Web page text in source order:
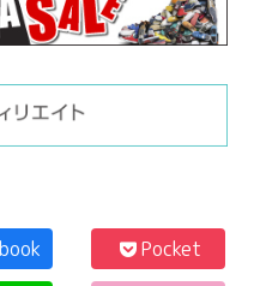
Pocket